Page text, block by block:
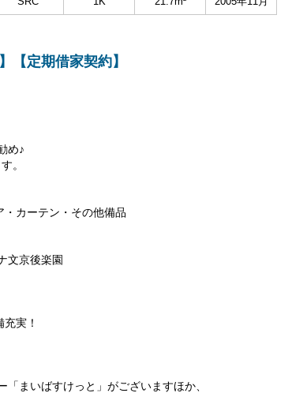
定期借家契約】
め♪
。
カーテン・その他備品
文京後楽園
実！
「まいばすけっと」がございますほか、